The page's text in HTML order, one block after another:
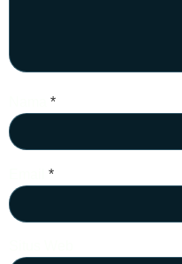
*
*